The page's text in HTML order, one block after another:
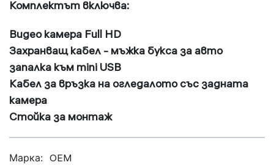
Комплектът включва:
Видео камера Full HD
Захранващ кабел - мъжка букса за авто
запалка към mini USB
Кабел за връзка на огледалото със задната
камера
Стойка за монтаж
Марка: OEM